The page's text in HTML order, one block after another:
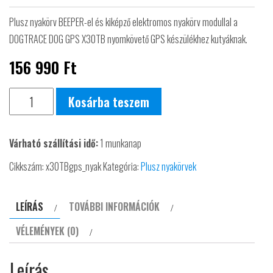
Plusz nyakörv BEEPER-el és kiképző elektromos nyakörv modullal a
DOGTRACE DOG GPS X30TB nyomkövető GPS készülékhez kutyáknak.
156 990 Ft
X30TB
nyakörv
Professzionális
DOGTRACE
DOG
BEEPER-
és
Kosárba teszem
Várható szállítási idő:1 munkanap
Cikkszám:x30TBgps_nyakKategória:Plusz nyakörvek
LEÍRÁS
TOVÁBBI INFORMÁCIÓK
VÉLEMÉNYEK (0)